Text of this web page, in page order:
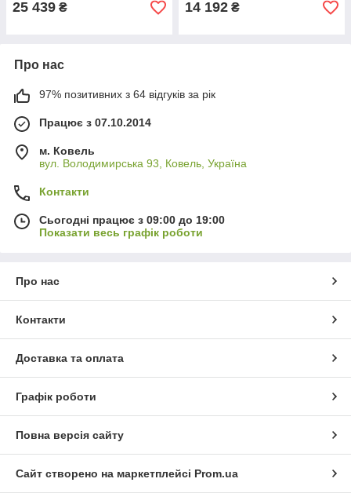
25 439 ₴ 14 192 ₴
Про нас
97% позитивних з 64 відгуків за рік
Працює з 07.10.2014
м. Ковель
вул. Володимирська 93, Ковель, Україна
Контакти
Сьогодні працює з 09:00 до 19:00
Показати весь графік роботи
Про нас
Контакти
Доставка та оплата
Графік роботи
Повна версія сайту
Сайт створено на маркетплейсі Prom.ua